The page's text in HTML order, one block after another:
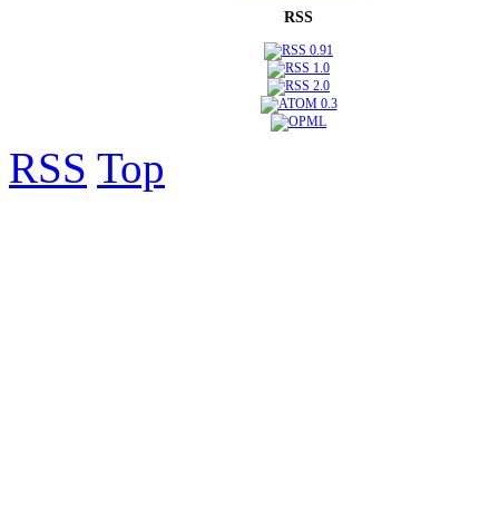
RSS
RSS Top